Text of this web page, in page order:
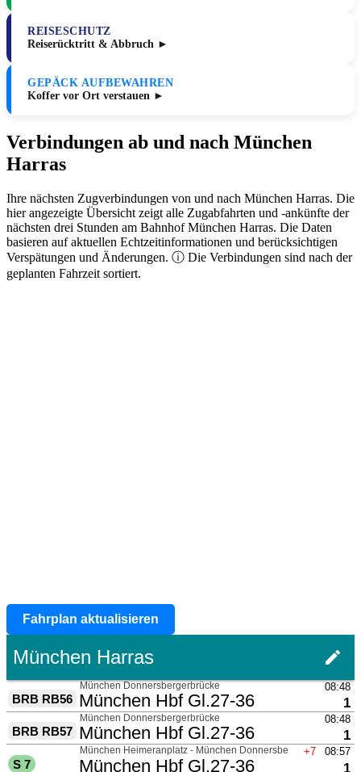
REISESCHUTZ
Reiserücktritt & Abbruch ►
GEPÄCK AUFBEWAHREN
Koffer vor Ort verstauen ►
Verbindungen ab und nach München
Harras
Ihre nächsten Zugverbindungen von und nach München Harras. Die
hier angezeigte Übersicht zeigt alle Zugabfahrten und -ankünfte der
nächsten drei Stunden am Bahnhof München Harras. Die Daten
basieren auf aktuellen Echtzeitinformationen und berücksichtigen
Verspätungen und Änderungen. ⓘ Die Verbindungen sind nach der
geplanten Fahrzeit sortiert.
Fahrplan aktualisieren